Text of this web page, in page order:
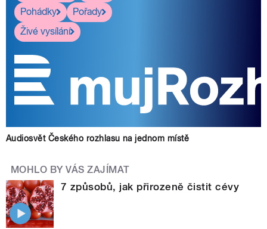
Pohádky
Pořady
Živé vysílání
Audiosvět Českého rozhlasu na jednom místě
MOHLO BY VÁS ZAJÍMAT
7 způsobů, jak přirozeně čistit cévy